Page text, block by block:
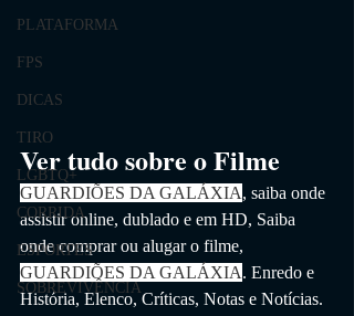
PLATAFORMA
FPS
DICAS
TIRO
LGBTQ+
CORRIDA
ESPORTES
SOBREVIVÊNCIA
Ver tudo sobre o Filme
GUARDIÕES DA GALÁXIA, saiba onde
assistir online, dublado e em HD, Saiba
onde comprar ou alugar o filme,
GUARDIÕES DA GALÁXIA. Enredo e
História, Elenco, Críticas, Notas e Notícias.